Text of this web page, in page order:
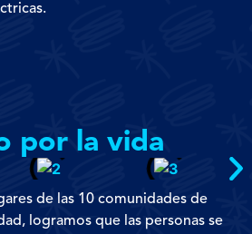
por la vida
de las 10 comunidades de
logramos que las personas se